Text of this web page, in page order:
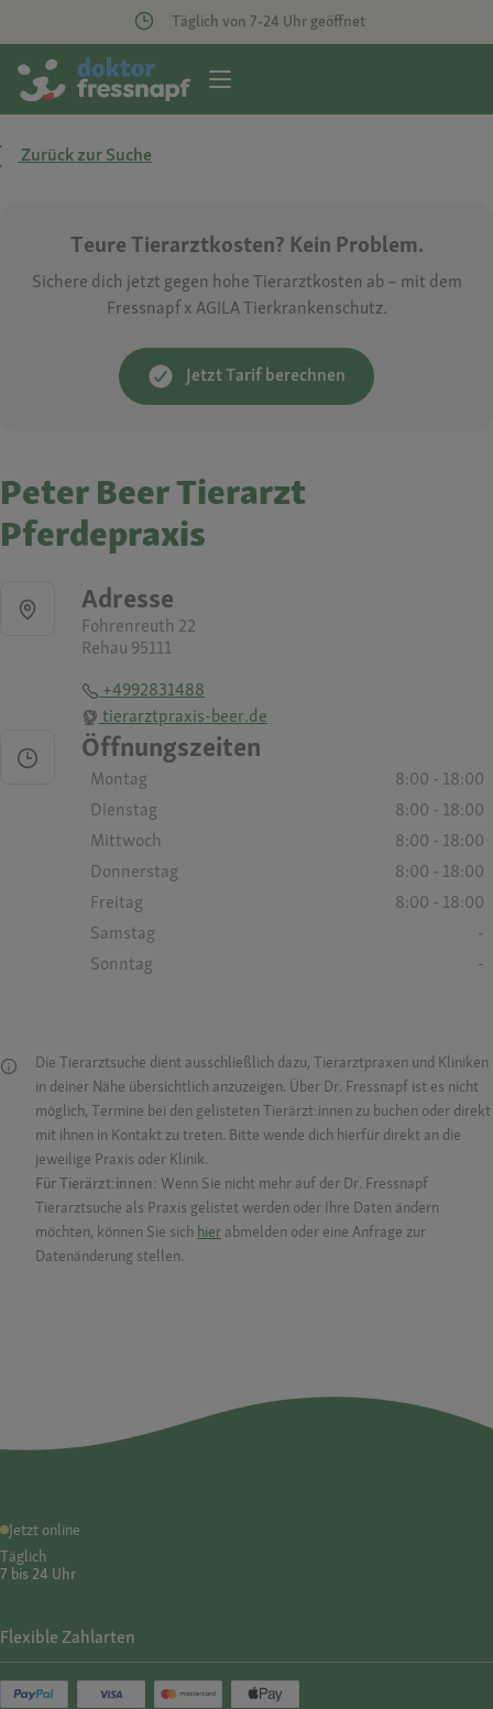
Täglich von 7-24 Uhr geöffnet
Zurück zur Suche
Teure Tierarztkosten? Kein Problem.
Sichere dich jetzt gegen hohe Tierarztkosten ab – mit dem
Fressnapf x AGILA Tierkrankenschutz.
Jetzt Tarif berechnen
Peter Beer Tierarzt
Pferdepraxis
Adresse
Fohrenreuth 22
Rehau 95111
+4992831488
tierarztpraxis-beer.de
Öffnungszeiten
Montag
8:00 - 18:00
Dienstag
8:00 - 18:00
Mittwoch
8:00 - 18:00
Donnerstag
8:00 - 18:00
Freitag
8:00 - 18:00
Samstag
-
Sonntag
-
Die Tierarztsuche dient ausschließlich dazu, Tierarztpraxen und Kliniken
in deiner Nähe übersichtlich anzuzeigen. Über Dr. Fressnapf ist es nicht
möglich, Termine bei den gelisteten Tierärzt:innen zu buchen oder direkt
mit ihnen in Kontakt zu treten. Bitte wende dich hierfür direkt an die
jeweilige Praxis oder Klinik.
Für Tierärzt:innen: Wenn Sie nicht mehr auf der Dr. Fressnapf
Tierarztsuche als Praxis gelistet werden oder Ihre Daten ändern
möchten, können Sie sich hier abmelden oder eine Anfrage zur
Datenänderung stellen.
Jetzt online
Täglich
7 bis 24 Uhr
Flexible Zahlarten